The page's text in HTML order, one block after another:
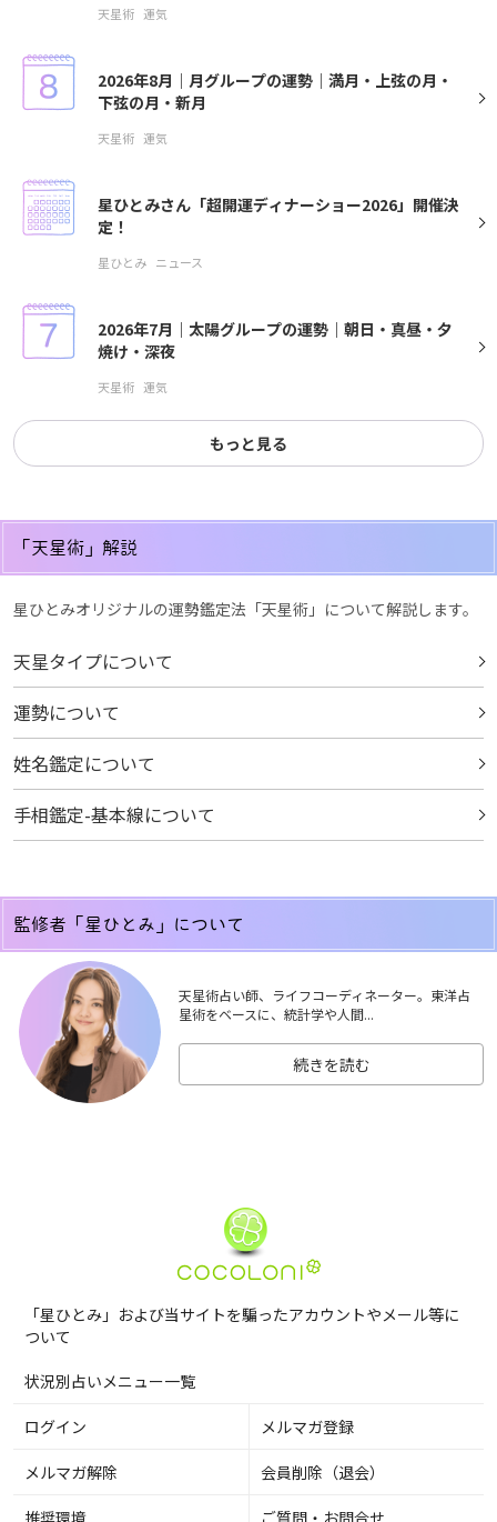
天星術 運気
2026年8月｜月グループの運勢｜満月・上弦の月・
下弦の月・新月
天星術 運気
星ひとみさん「超開運ディナーショー2026」開催決
定！
星ひとみ ニュース
2026年7月｜太陽グループの運勢｜朝日・真昼・夕
焼け・深夜
天星術 運気
もっと見る
「天星術」解説
星ひとみオリジナルの運勢鑑定法「天星術」について解説します。
天星タイプについて
運勢について
姓名鑑定について
手相鑑定-基本線について
監修者「星ひとみ」について
天星術占い師、ライフコーディネーター。東洋占
星術をベースに、統計学や人間...
続きを読む
「星ひとみ」および当サイトを騙ったアカウントやメール等に
ついて
状況別占いメニュー一覧
ログイン メルマガ登録
メルマガ解除 会員削除（退会）